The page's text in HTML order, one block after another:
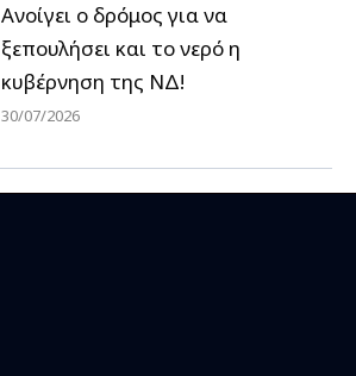
Ανοίγει ο δρόμος για να
ξεπουλήσει και το νερό η
κυβέρνηση της ΝΔ!
30/07/2026